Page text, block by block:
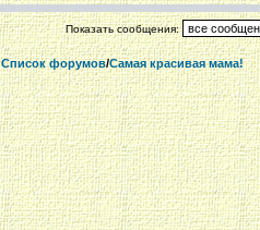
Показать сообщения:
Список форумов/Самая красивая мама!